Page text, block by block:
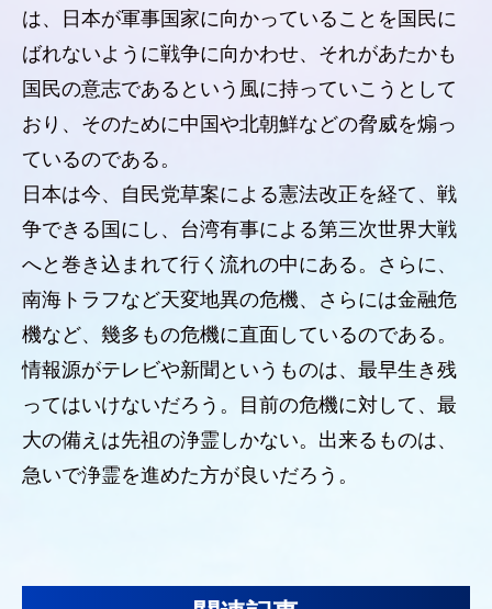
は、日本が軍事国家に向かっていることを国民に
ばれないように戦争に向かわせ、それがあたかも
国民の意志であるという風に持っていこうとして
おり、そのために中国や北朝鮮などの脅威を煽っ
ているのである。
日本は今、自民党草案による憲法改正を経て、戦
争できる国にし、台湾有事による第三次世界大戦
へと巻き込まれて行く流れの中にある。さらに、
南海トラフなど天変地異の危機、さらには金融危
機など、幾多もの危機に直面しているのである。
情報源がテレビや新聞というものは、最早生き残
ってはいけないだろう。目前の危機に対して、最
大の備えは先祖の浄霊しかない。出来るものは、
急いで浄霊を進めた方が良いだろう。